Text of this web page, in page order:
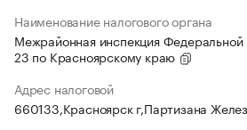
Наименование налогового органа
Межрайонная инспекция
23 по Красноярскому краю
Адрес налоговой
660133,Красноярск г,Партизана